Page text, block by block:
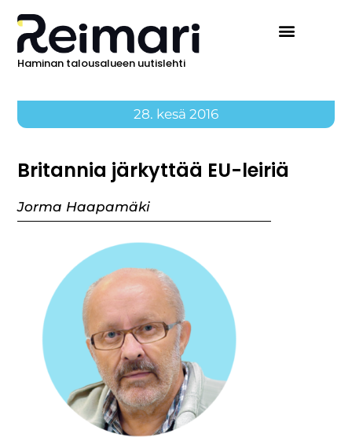
Haminan talousalueen uutislehti
28. kesä 2016
Britannia järkyttää EU-leiriä
Jorma Haapamäki